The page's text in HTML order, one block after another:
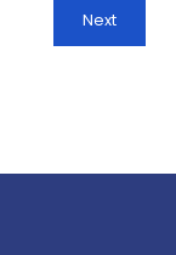
Next